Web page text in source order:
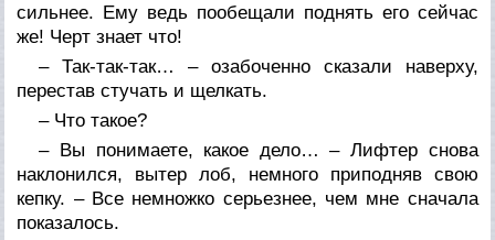
сильнее. Ему ведь пообещали поднять его сейчас
же! Черт знает что!
– Так-так-так… – озабоченно сказали наверху,
перестав стучать и щелкать.
– Что такое?
– Вы понимаете, какое дело… – Лифтер снова
наклонился, вытер лоб, немного приподняв свою
кепку. – Все немножко серьезнее, чем мне сначала
показалось.